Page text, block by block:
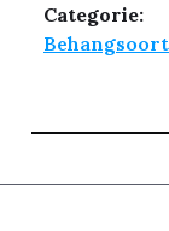
Categorie: